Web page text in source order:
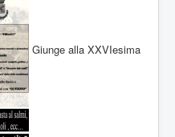
Giunge alla XXVIesima